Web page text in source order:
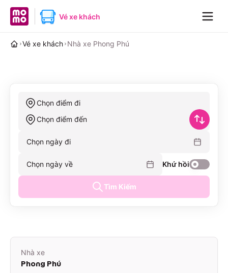
MoMo home pageVé xe khách
Vé xe khách Nhà xe Phong Phú
Chọn điểm đi
Chọn điểm đến
Chọn ngày đi
Khứ hồi
Chọn ngày về
Tìm Kiếm
Nhà xe
Phong Phú